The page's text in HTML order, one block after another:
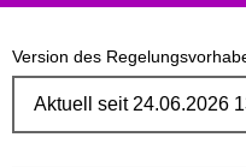
Version des